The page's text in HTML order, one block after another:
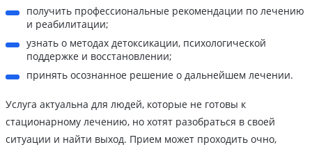
получить профессиональные рекомендации по лечению
и реабилитации;
узнать о методах детоксикации, психологической
поддержке и восстановлении;
принять осознанное решение о дальнейшем лечении.
Услуга актуальна для людей, которые не готовы к
стационарному лечению, но хотят разобраться в своей
ситуации и найти выход. Прием может проходить очно,